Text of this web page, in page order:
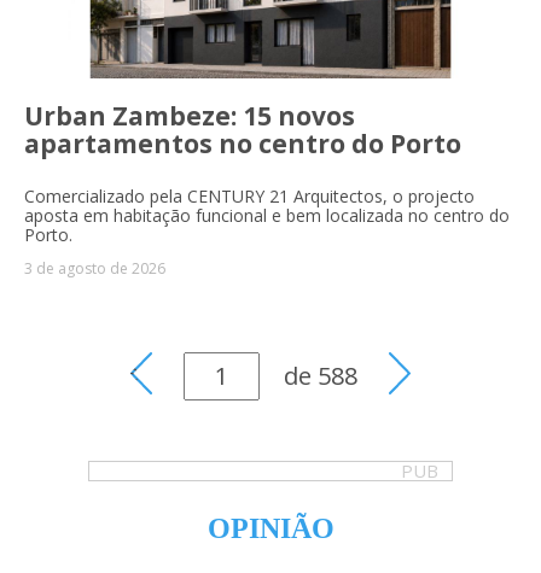
Urban Zambeze: 15 novos
apartamentos no centro do Porto
Comercializado pela CENTURY 21 Arquitectos, o projecto
aposta em habitação funcional e bem localizada no centro do
Porto.
3 de agosto de 2026
de 588
PUB
OPINIÃO